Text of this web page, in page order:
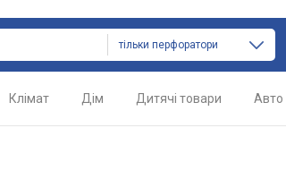
тільки перфоратори
Клімат Дім Дитячі товари Авто